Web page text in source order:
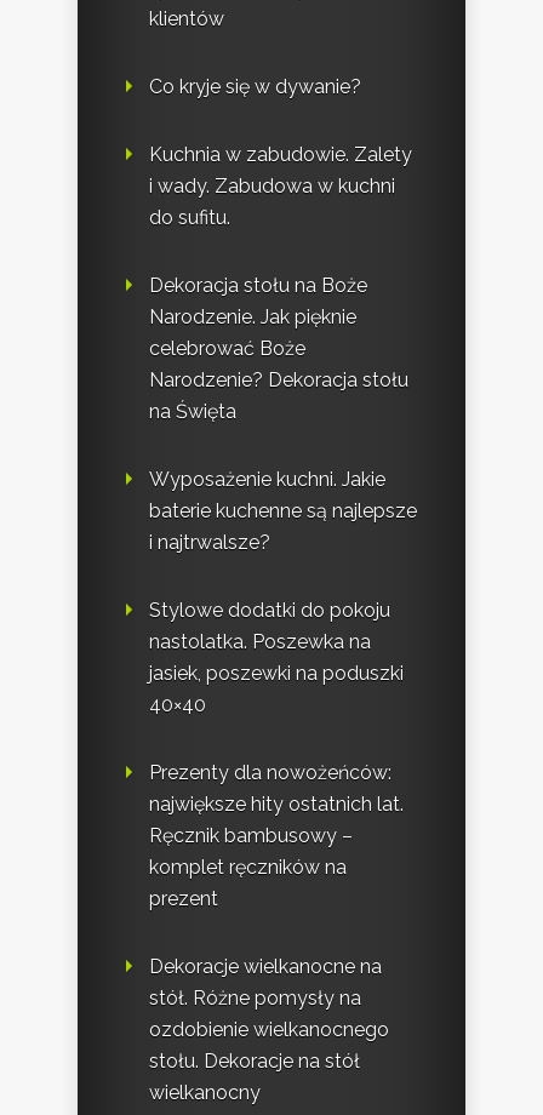
klientów
Co kryje się w dywanie?
Kuchnia w zabudowie. Zalety
i wady. Zabudowa w kuchni
do sufitu.
Dekoracja stołu na Boże
Narodzenie. Jak pięknie
celebrować Boże
Narodzenie? Dekoracja stołu
na Święta
Wyposażenie kuchni. Jakie
baterie kuchenne są najlepsze
i najtrwalsze?
Stylowe dodatki do pokoju
nastolatka. Poszewka na
jasiek, poszewki na poduszki
40×40
Prezenty dla nowożeńców:
największe hity ostatnich lat.
Ręcznik bambusowy –
komplet ręczników na
prezent
Dekoracje wielkanocne na
stół. Różne pomysły na
ozdobienie wielkanocnego
stołu. Dekoracje na stół
wielkanocny